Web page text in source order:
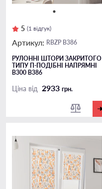
5 (1 відгук)
Артикул: RBZP B386
РУЛОННІ ШТОРИ ЗАКРИТОГО
ТИПУ П-ПОДIБНІ НАПРЯМНІ
B300 B386
Ціна від 2933 грн.